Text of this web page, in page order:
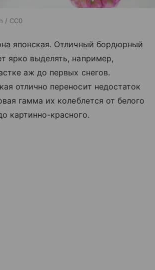
/ CC0
японская. Отличный бордюрный
ярко выделять, например,
аж до первых снегов.
отлично переносит недостаток
гамма их колеблется от белого
картинно-красного.